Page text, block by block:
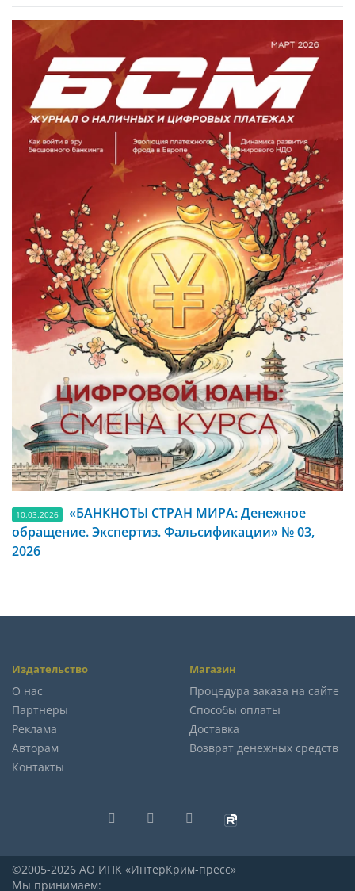
10.03.2026
«БАНКНОТЫ СТРАН МИРА: Денежное
обращение. Экспертиз. Фальсификации» № 03,
2026
Издательство
О нас
Партнеры
Реклама
Авторам
Контакты
Магазин
Процедура заказа на сайте
Способы оплаты
Доставка
Возврат денежных средств
©2005-2026 АО ИПК «ИнтерКрим-пресс»
Мы принимаем: